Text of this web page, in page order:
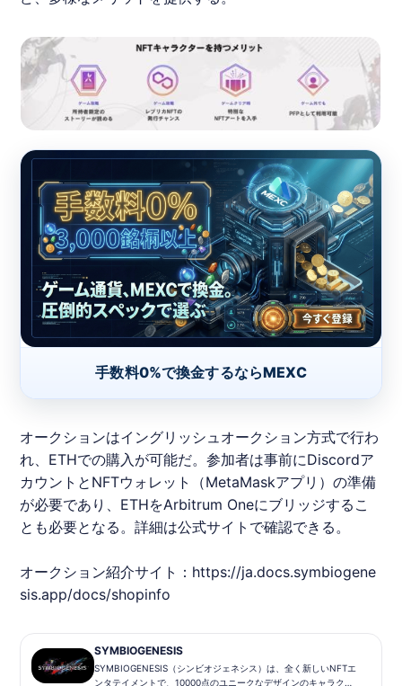
手数料0%で換金するならMEXC
オークションはイングリッシュオークション方式で行わ
れ、ETHでの購入が可能だ。参加者は事前にDiscordア
カウントとNFTウォレット（MetaMaskアプリ）の準備
が必要であり、ETHをArbitrum Oneにブリッジするこ
とも必要となる。詳細は公式サイトで確認できる。
オークション紹介サイト： https://ja.docs.symbiogene
sis.app/docs/shopinfo
SYMBIOGENESIS
SYMBIOGENESIS（シンビオジェネシス）は、全く新しいNFTエ
ンタテイメントで、10000点のユニークなデザインのキャラクタ